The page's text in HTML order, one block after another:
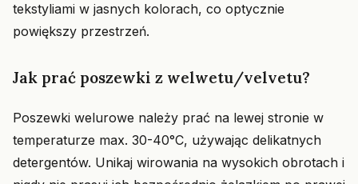
tekstyliami w jasnych kolorach, co optycznie
powiększy przestrzeń.
Jak prać poszewki z welwetu/velvetu?
Poszewki welurowe należy prać na lewej stronie w
temperaturze max. 30-40°C, używając delikatnych
detergentów. Unikaj wirowania na wysokich obrotach i